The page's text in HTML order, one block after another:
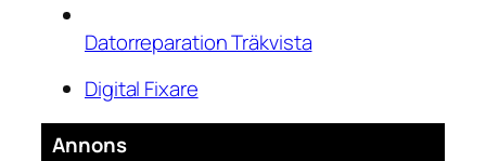
Datorreparation Träkvista
Digital Fixare
Annons